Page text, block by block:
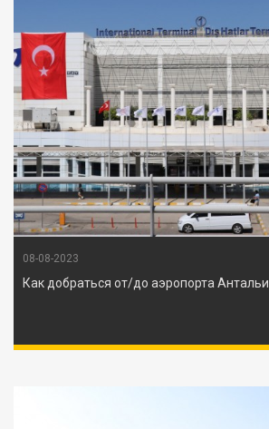
08-08-2023
Как добраться от/до аэропорта Антальи